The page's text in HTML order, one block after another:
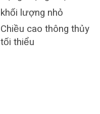
khối lượng nhỏ
Chiều cao thông thủy
tối thiểu